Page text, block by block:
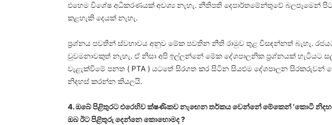
එහෙම විශේෂ අධිකරණයක් අවශ්‍ය නැහැ. නීතිපති දෙපාර්තමේන්තුවේ බලපෑමෙන්
කළහැකි දෙයක් නැහැ.
ප්‍රශ්නය පවතින් ස්වභාවය අනුව මේක පවතින නීති රාමුව තුළ විසඳන්නත් බැහැ.
වුවමනාවකුත් නැහැ. ඒ නිසා අපි ඉල්ලන්නේ මේක දේශපාලනික ප්‍රශ්නයක් හැටියට
වැළැක්වීමේ පනත ( PTA ) යටතේ සිරගත කර සිටින සියළුම දේශපාලන සිරකරුවන්
නිදහස් කරන්න කියලයි.
4. ඔබේ පිළිතුරට එරෙහිව ක්ෂණිකව නැඟෙන තර්කය වෙන්නේ මේකෙන් ‘කොටි
ඔබ ඊට පිළිතුරු දෙන්නෙ කොහොමද ?